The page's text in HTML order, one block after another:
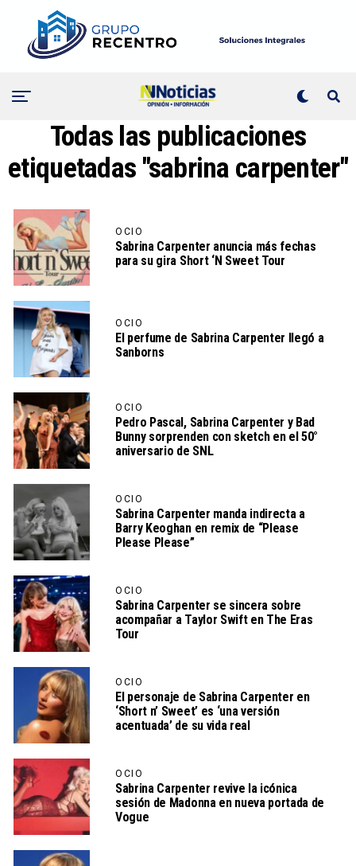
Todas las publicaciones
etiquetadas "sabrina carpenter"
OCIO
Sabrina Carpenter anuncia más fechas
para su gira Short ‘N Sweet Tour
OCIO
El perfume de Sabrina Carpenter llegó a
Sanborns
OCIO
Pedro Pascal, Sabrina Carpenter y Bad
Bunny sorprenden con sketch en el 50°
aniversario de SNL
OCIO
Sabrina Carpenter manda indirecta a
Barry Keoghan en remix de “Please
Please Please”
OCIO
Sabrina Carpenter se sincera sobre
acompañar a Taylor Swift en The Eras
Tour
OCIO
El personaje de Sabrina Carpenter en
‘Short n’ Sweet’ es ‘una versión
acentuada’ de su vida real
OCIO
Sabrina Carpenter revive la icónica
sesión de Madonna en nueva portada de
Vogue